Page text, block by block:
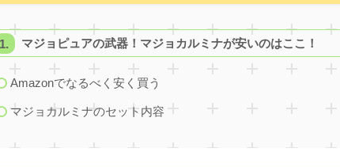
マジョピュアの武器！マジョカルミナが安いのはここ！
Amazonでなるべく安く買う
マジョカルミナのセット内容